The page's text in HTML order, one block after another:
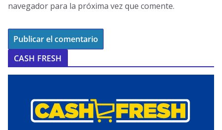
navegador para la próxima vez que comente.
CASH FRESH